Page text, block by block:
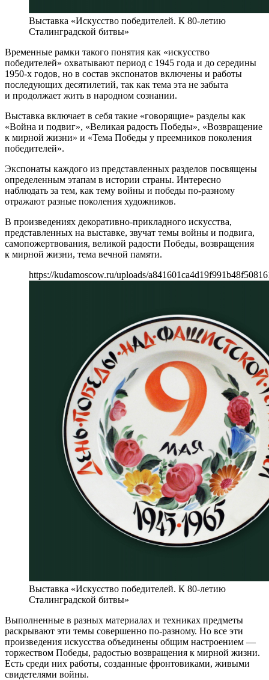
Выставка «Искусство победителей. К 80-летию
Сталинградской битвы»
Временные рамки такого понятия как «искусство
победителей» охватывают период с 1945 года и до середины
1950-х годов, но в состав экспонатов включены и работы
последующих десятилетий, так как тема эта не забыта
и продолжает жить в народном сознании.
Выставка включает в себя такие «говорящие» разделы как
«Война и подвиг», «Великая радость Победы», «Возвращение
к мирной жизни» и «Тема Победы у преемников поколения
победителей».
Экспонаты каждого из представленных разделов посвящены
определенным этапам в истории страны. Интересно
наблюдать за тем, как тему войны и победы по-разному
отражают разные поколения художников.
В произведениях декоративно-прикладного искусства,
представленных на выставке, звучат темы войны и подвига,
самопожертвования, великой радости Победы, возвращения
к мирной жизни, тема вечной памяти.
https://kudamoscow.ru/uploads/
Выставка «Искусство победителей. К 80-летию
Сталинградской битвы»
Выполненные в разных материалах и техниках предметы
раскрывают эти темы совершенно по-разному. Но все эти
произведения искусства объединены общим настроением —
торжеством Победы, радостью возвращения к мирной жизни.
Есть среди них работы, созданные фронтовиками, живыми
свидетелями войны.